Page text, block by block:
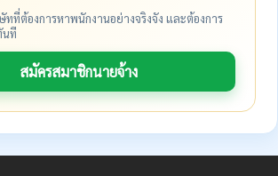
ทที่ต้องการหาพนักงานอย่างจริงจัง และต้องการ
นที
สมัครสมาชิกนายจ้าง